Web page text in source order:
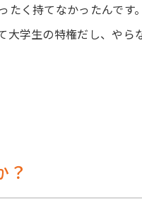
たく持てなかったんです
学生の特権だし、や
？